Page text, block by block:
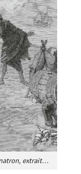
Figure 5. Dessin d’un feu entouré de natron, extrait de « Histoire naturelle » de Pline l’Ancien. [Gravure de 1885 © Gallica. Source : https://www.mediachimie.org/sites/default/files/NAT-GO23-D4-verre.pdf, DR]